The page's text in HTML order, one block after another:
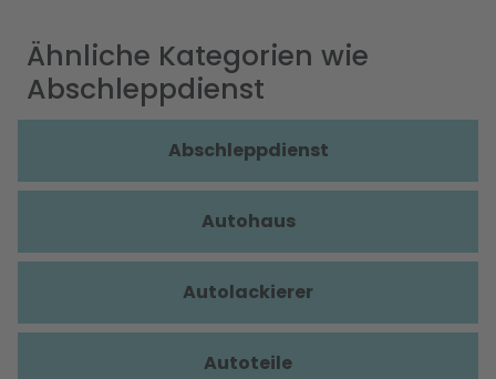
Ähnliche Kategorien wie
Abschleppdienst
Abschleppdienst
Autohaus
Autolackierer
Autoteile